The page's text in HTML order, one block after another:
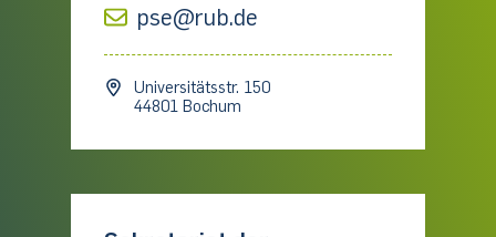
pse@rub.de
Universitätsstr. 150
44801 Bochum